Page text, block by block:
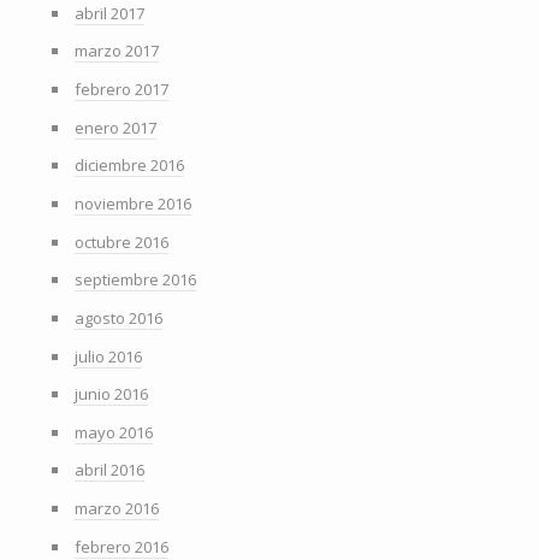
abril 2017
marzo 2017
febrero 2017
enero 2017
diciembre 2016
noviembre 2016
octubre 2016
septiembre 2016
agosto 2016
julio 2016
junio 2016
mayo 2016
abril 2016
marzo 2016
febrero 2016